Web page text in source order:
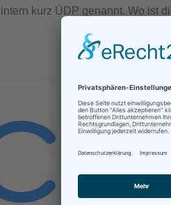
kurz ÜDP genannt. Wo ist